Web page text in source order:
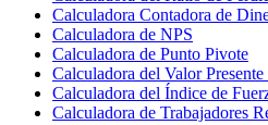
Calculadora Contadora de
Calculadora de NPS
Calculadora de Punto Pivote
Calculadora del Valor
Calculadora del Índice de
Calculadora de Trabajadores